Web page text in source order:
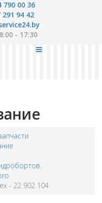
790 00 36
291 94 42
- 17:30
- 22 902 104